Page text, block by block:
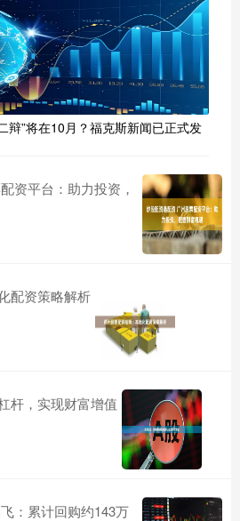
辩”将在10月？福克斯新闻已正式发
资平台：助力投资，
配资策略解析
杆，实现财富增值
：累计回购约143万